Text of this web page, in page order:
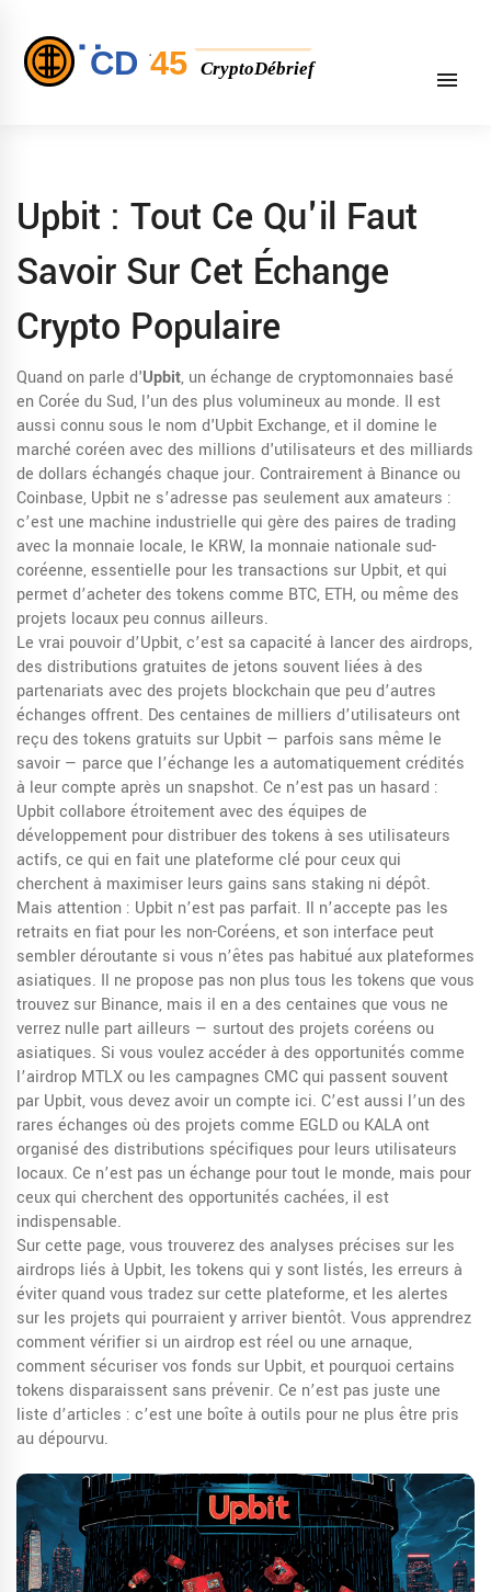
Upbit : Tout Ce Qu'il Faut
Savoir Sur Cet Échange
Crypto Populaire
Quand on parle d'Upbit, un échange de cryptomonnaies basé
en Corée du Sud, l'un des plus volumineux au monde. Il est
aussi connu sous le nom d'Upbit Exchange, et il domine le
marché coréen avec des millions d'utilisateurs et des milliards
de dollars échangés chaque jour. Contrairement à Binance ou
Coinbase, Upbit ne s’adresse pas seulement aux amateurs :
c’est une machine industrielle qui gère des paires de trading
avec la monnaie locale, le KRW, la monnaie nationale sud-
coréenne, essentielle pour les transactions sur Upbit, et qui
permet d’acheter des tokens comme BTC, ETH, ou même des
projets locaux peu connus ailleurs.
Le vrai pouvoir d’Upbit, c’est sa capacité à lancer des airdrops,
des distributions gratuites de jetons souvent liées à des
partenariats avec des projets blockchainque peu d’autres
échanges offrent. Des centaines de milliers d’utilisateurs ont
reçu des tokens gratuits sur Upbit — parfois sans même le
savoir — parce que l’échange les a automatiquement crédités
à leur compte après un snapshot. Ce n’est pas un hasard :
Upbit collabore étroitement avec des équipes de
développement pour distribuer des tokens à ses utilisateurs
actifs, ce qui en fait une plateforme clé pour ceux qui
cherchent à maximiser leurs gains sans staking ni dépôt.
Mais attention : Upbit n’est pas parfait. Il n’accepte pas les
retraits en fiat pour les non-Coréens, et son interface peut
sembler déroutante si vous n’êtes pas habitué aux plateformes
asiatiques. Il ne propose pas non plus tous les tokens que vous
trouvez sur Binance, mais il en a des centaines que vous ne
verrez nulle part ailleurs — surtout des projets coréens ou
asiatiques. Si vous voulez accéder à des opportunités comme
l’airdrop MTLX ou les campagnes CMC qui passent souvent
par Upbit, vous devez avoir un compte ici. C’est aussi l’un des
rares échanges où des projets comme EGLD ou KALA ont
organisé des distributions spécifiques pour leurs utilisateurs
locaux. Ce n’est pas un échange pour tout le monde, mais pour
ceux qui cherchent des opportunités cachées, il est
indispensable.
Sur cette page, vous trouverez des analyses précises sur les
airdrops liés à Upbit, les tokens qui y sont listés, les erreurs à
éviter quand vous tradez sur cette plateforme, et les alertes
sur les projets qui pourraient y arriver bientôt. Vous apprendrez
comment vérifier si un airdrop est réel ou une arnaque,
comment sécuriser vos fonds sur Upbit, et pourquoi certains
tokens disparaissent sans prévenir. Ce n’est pas juste une
liste d’articles : c’est une boîte à outils pour ne plus être pris
au dépourvu.